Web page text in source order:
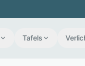
Tafels